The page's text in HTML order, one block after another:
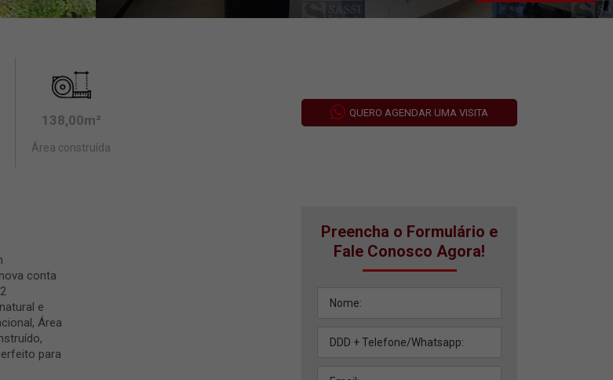
138,00m²
Área construída
QUERO AGENDAR UMA VISITA
conta
e
Área
para
Preencha o Formulário e
Fale Conosco Agora!